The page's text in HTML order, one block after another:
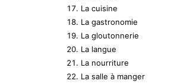
La cuisine
La gastronomie
La gloutonnerie
La langue
La nourriture
La salle à manger